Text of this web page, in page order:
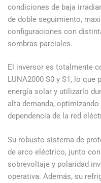
condiciones de baja
de doble seguimiento,
configuraciones con
sombras parciales.
El inversor es totalmente
LUNA2000 S0 y S1, lo que
energía solar y utilizarlo
alta demanda,
dependencia de la red
Su robusto sistema de
de arco eléctrico, junto
sobrevoltaje y polaridad
operativa. Además, su